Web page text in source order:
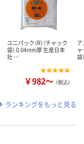
ユニパック（R）（チャック
袋） 0.04mm厚 生産日本
社 …
￥982～ （税込）
ャ
ランキングをもっと見る